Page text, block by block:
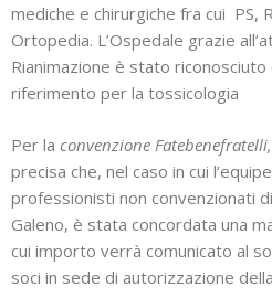
mediche e chirurgiche fra cui PS,
Ortopedia. L’Ospedale grazie
Rianimazione è stato
riferimento per la tossicologia
Per la convenzione Fatebenefratelli,
precisa che, nel caso in cui
professionisti non convenzionati
Galeno, è stata concordata una
cui importo verrà comunicato al
soci in sede di autorizzazione